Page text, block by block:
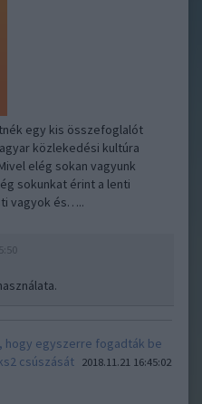
egy kis összefoglalót
közlekedési kultúra
elég sokan vagyunk
sokunkat érint a lenti
vagyok és…..
hogy egyszerre fogadták be
csúszását 2018.11.21 16:45:02